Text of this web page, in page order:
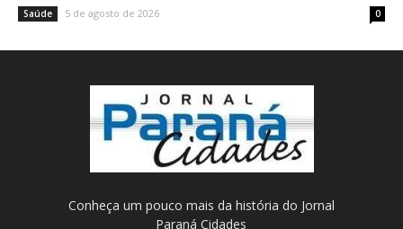
Saúde 5 de agosto de 2026 0
Conheça um pouco mais da história do Jornal
Paraná Cidades